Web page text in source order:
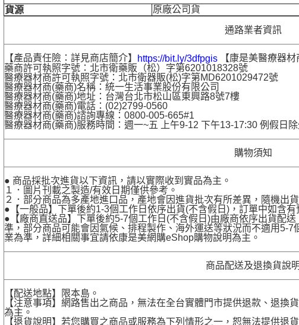
貨源 原廠公司貨
通路業者資訊
【產品責任險：詳見商店簡介】 https://bit.ly/3dfpgis 【康是美醫療器
藥商許可執照字號：北市衛藥販（松）字第6201018328號
醫療器材商許可執照字號：北市衛器販(松)字第MD6201029472號
醫療器材商(藥商)名稱：統一生活事業股份有限公司
醫療器材商(藥商)地址：台灣台北市松山區東興路8號7樓
醫療器材商(藥商)電話：(02)2799-0560
醫療器材商(藥商)諮詢專線：0800-005-665#1
醫療器材商(藥商)服務時間：週一~五 上午9-12 下午13-17:30 例假日
購物須知
● 商品採批次進貨以下資訊，請以實際收到實品為主。
１．圖片刊載之製造/有效日期僅供參考。
２．部分商品為多產地進口品，產地會因進貨批次有所差異，隨機出貨
●【一般品】下單後約1-3個工作日依序出貨(不含假日)，訂單中如含
●【廠商直送品】下單後約5-7個工作日(不含假日)由廠商依序出貨配
準，部分商品可能會因氣候、排程製作、海外運送等狀況而不適用5-
業為準，詳細相關事宜請依康是美網購eShop購物說明為主。
商品配送及退換貨說明
【配送地點】限本島。
【注意事項】網路售出之商品，無法在全台實體門市提供退款、退換
為主。
【退貨說明】若您購買之商品或服務為下列情形之一，恕無法提供退貨